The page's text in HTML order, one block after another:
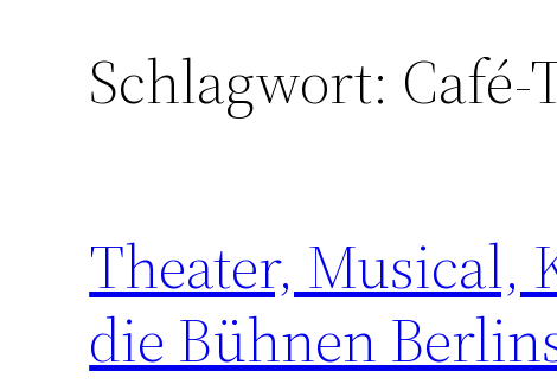
Schlagwort: Café-
Theater, Musical,
die Bühnen